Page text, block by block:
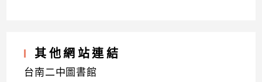
其他網站連結
台南二中圖書館